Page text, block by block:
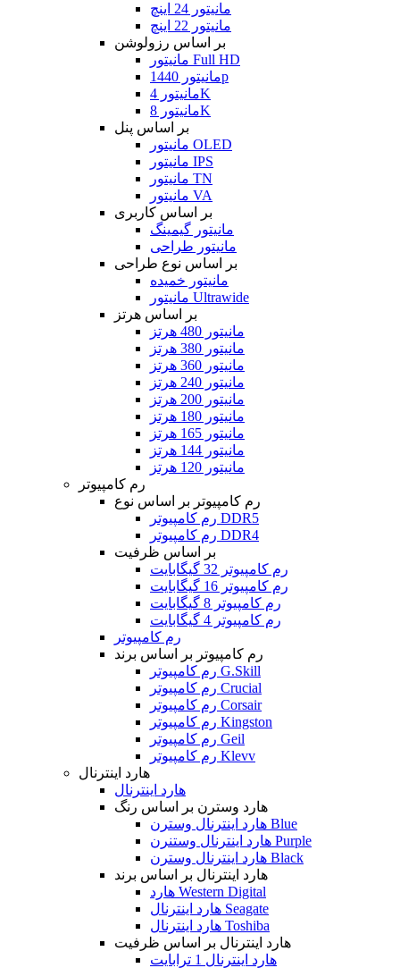
مانیتور 24 اینچ
مانیتور 22 اینچ
بر اساس رزولوشن
مانیتور Full HD
مانیتور 1440p
مانیتور 4K
مانیتور 8K
بر اساس پنل
مانیتور OLED
مانیتور IPS
مانیتور TN
مانیتور VA
بر اساس کاربری
مانیتور گیمینگ
مانیتور طراحی
بر اساس نوع طراحی
مانیتور خمیده
مانیتور Ultrawide
بر اساس هرتز
مانیتور 480 هرتز
مانیتور 380 هرتز
مانیتور 360 هرتز
مانیتور 240 هرتز
مانیتور 200 هرتز
مانیتور 180 هرتز
مانیتور 165 هرتز
مانیتور 144 هرتز
مانیتور 120 هرتز
رم کامپیوتر
رم کامپیوتر بر اساس نوع
رم کامپیوتر DDR5
رم کامپیوتر DDR4
بر اساس ظرفیت
رم کامپیوتر 32 گیگابایت
رم کامپیوتر 16 گیگابایت
رم کامپیوتر 8 گیگابایت
رم کامپیوتر 4 گیگابایت
رم کامپیوتر
رم کامپیوتر بر اساس برند
رم کامپیوتر G.Skill
رم کامپیوتر Crucial
رم کامپیوتر Corsair
رم کامپیوتر Kingston
رم کامپیوتر Geil
رم کامپیوتر Klevv
هارد اینترنال
هارد اینترنال
هارد وسترن بر اساس رنگ
هارد اینترنال وسترن Blue
هارد اینترنال وستنرن Purple
هارد اینترنال وسترن Black
هارد اینترنال بر اساس برند
هارد Western Digital
هارد اینترنال Seagate
هارد اینترنال Toshiba
هارد اینترنال بر اساس ظرفیت
هارد اینترنال 1 ترابایت